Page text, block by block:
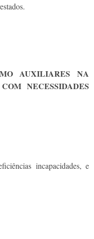
AUXILIARES NA
NECESSIDADES
incapacidades, e